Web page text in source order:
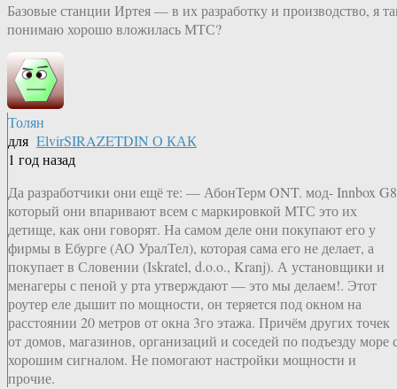
Базовые станции Иртея — в их разработку и производство, я
понимаю хорошо вложилась МТС?
Толян
для ElvirSIRAZETDIN О КАК
1 год назад
Да разработчики они ещё те: — АбонТерм ONT. мод- Innbox
который они впаривают всем с маркировкой МТС это их
детище, как они говорят. На самом деле они покупают его у
фирмы в Ебурге (АО УралТел), которая сама его не делает, а
покупает в Словении (Iskratel, d.o.o., Kranj). А установщики и
менагеры с пеной у рта утверждают — это мы делаем!. Этот
роутер еле дышит по мощности, он теряется под окном на
расстоянии 20 метров от окна 3го этажа. Причём других точек
от домов, магазинов, организаций и соседей по подъезду море
хорошим сигналом. Не помогают настройки мощности и
прочие.